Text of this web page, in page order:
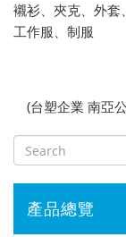
襯衫、夾克、外套
工作服、制服
(台塑企業 南亞
產品總覽